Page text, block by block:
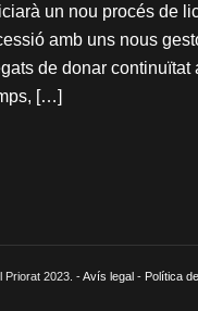
un nou procés de
amb uns nous
de donar continuïtat
[…]
Priorat 2023. -Avís legal - Política